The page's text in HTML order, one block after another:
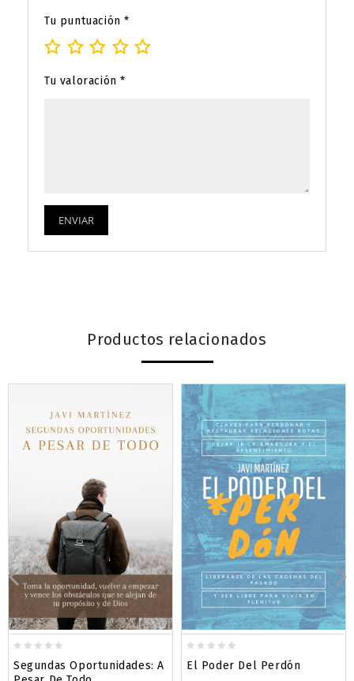
Tu puntuación*
Tu valoración*
Productos relacionados
out
Segundas Oportunidades: A
out
El Poder Del Perdón